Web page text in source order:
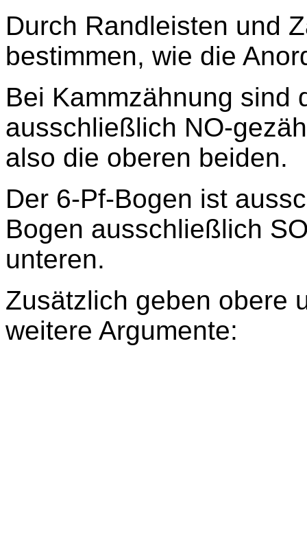
Durch Randleisten und
bestimmen, wie die
Bei Kammzähnung sind
ausschließlich NO-
also die oberen beiden.
Der 6-Pf-Bogen ist
Bogen ausschließlich
unteren.
Zusätzlich geben obere
weitere Argumente: